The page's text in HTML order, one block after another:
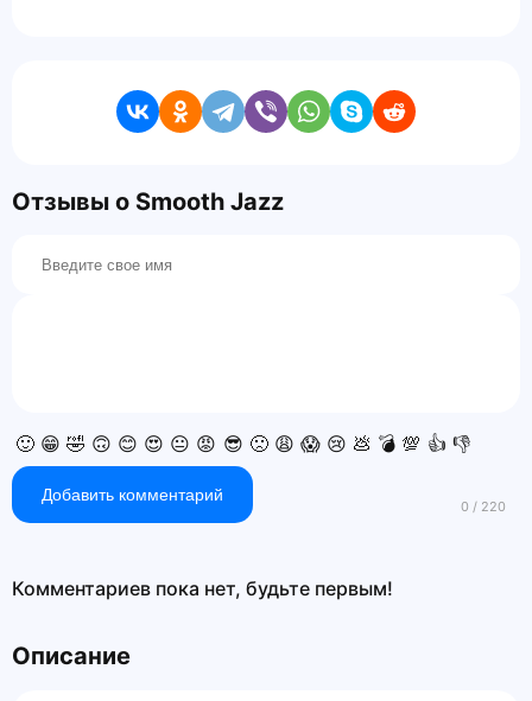
Отзывы о Smooth Jazz
🙂 😁 🤣 🙃 😊 😍 😐 😡 😎 🙁 😩 😱 😢 💩 💣 💯 👍 👎
Добавить комментарий
Комментариев пока нет, будьте первым!
Описание